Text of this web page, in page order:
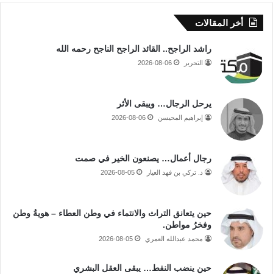
أخر المقالات
راشد الراجح.. القائد الراجح الناجح رحمه الله
التحرير 2026-08-06
يرحل الرجال… ويبقى الأثر
إبراهيم المحيسن 2026-08-06
رجال أعمال… يصنعون الخير في صمت
د. تركي بن فهد العيار 2026-08-05
حين يتعانق التراث والانتماء في وطن العطاء – هويةُ وطن
وفخرُ مواطن.
محمد عبدالله العمري 2026-08-05
حين ينضب النفط… يبقى العقل البشري